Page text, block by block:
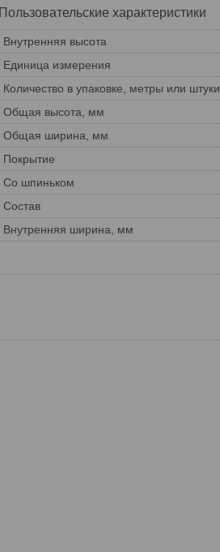
Пользовательские характеристики
Внутренняя высота
Единица измерения
Количество в упаковке, метры или штуки
Общая высота, мм
Общая ширина, мм
Покрытие
Со шпиньком
Состав
Внутренняя ширина, мм